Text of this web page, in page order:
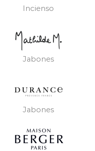
Incienso
Jabones
Jabones